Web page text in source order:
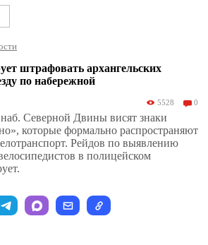
штрафовать архангельских
по набережной
5528 0
Северной Двины висят знаки
которые формально распространяют
Рейдов по выявлению
в полицейском